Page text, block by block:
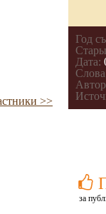
>>
Год
Дата:
за